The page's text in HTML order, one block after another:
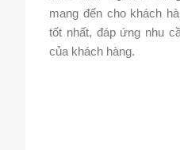
mang đến cho khách
tốt nhất, đáp ứng nhu
của khách hàng.